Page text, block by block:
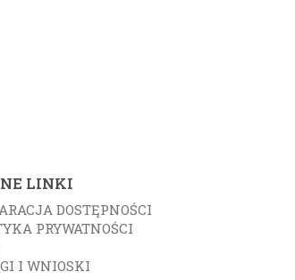
LINKI
DOSTĘPNOŚCI
PRYWATNOŚCI
I WNIOSKI